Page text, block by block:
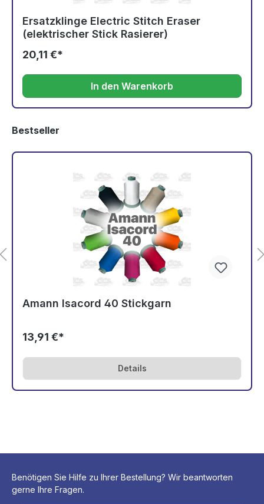
Ersatzklinge Electric Stitch Eraser
(elektrischer Stick Rasierer)
20,11 €*
In den Warenkorb
Bestseller
Amann Isacord 40 Stickgarn
13,91 €*
Details
Benötigen Sie Hilfe zu Ihrer Bestellung? Wir beantworten
gerne Ihre Fragen.